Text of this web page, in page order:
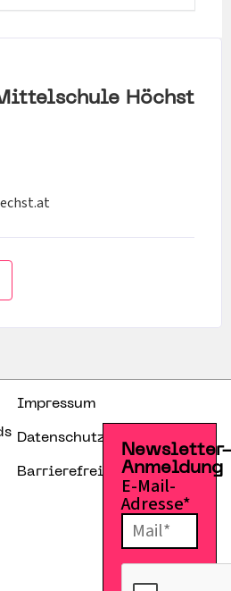
Höchst
Impressum
Datenschutzerklärung
Barrierefreiheitserklärung
Anmeldung
E-Mail-
Adresse*